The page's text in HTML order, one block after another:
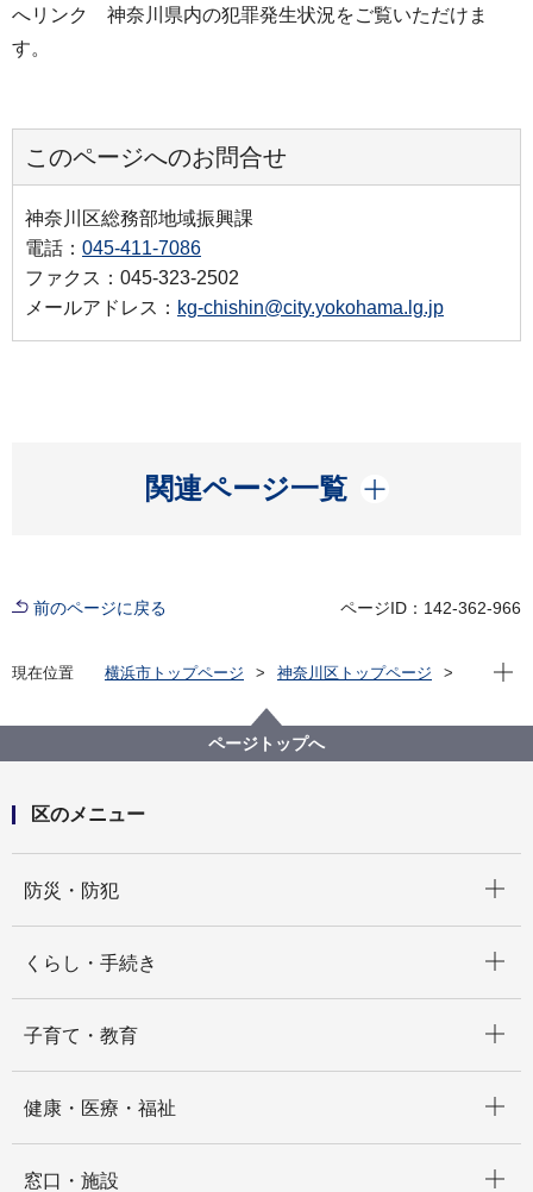
へリンク 神奈川県内の犯罪発生状況をご覧いただけま
す。
このページへのお問合せ
神奈川区総務部地域振興課
電話： 045-411-7086
ファクス：045-323-2502
メールアドレス： kg-chishin@city.yokohama.lg.jp
関連ページ一覧
開く
前のページに戻る ページID：142-362-966
現在位置 横浜市トップページ
神奈川区トップページ
現在
ページトップへ
区のメニュー
防災・防犯
くらし・手続き
子育て・教育
健康・医療・福祉
窓口・施設